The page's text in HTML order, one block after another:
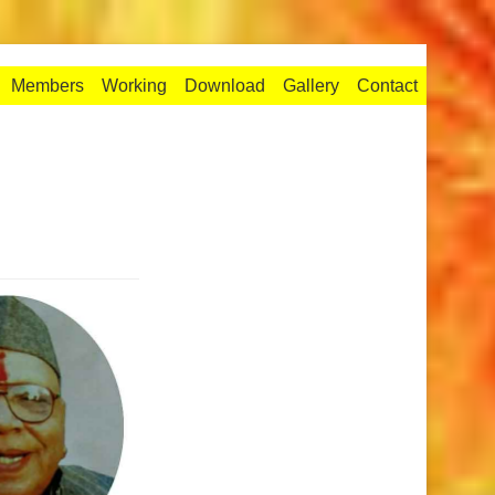
Members Working Download Gallery Contact